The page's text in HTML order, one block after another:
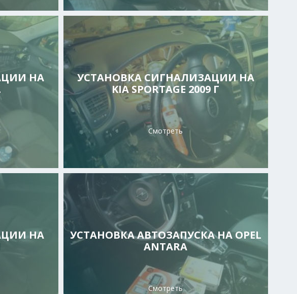
НА
УСТАНОВКА СИГНАЛИЗАЦИИ НА
KIA SPORTAGE 2009 Г
Смотреть
НА
УСТАНОВКА АВТОЗАПУСКА НА OPEL
ANTARA
Смотреть